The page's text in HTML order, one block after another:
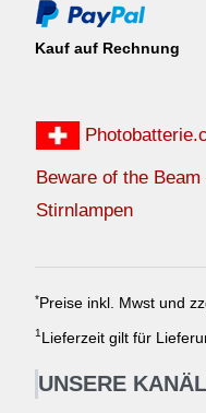
Kauf auf Rechnung
Beware of the
Stirnlampen
* Preise inkl. Mwst und
1Lieferzeit gilt für
UNSERE